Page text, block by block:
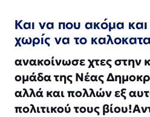
Και να που ακόμα
χωρίς να το
ανακοίνωσε χτες στην
ομάδα της Νέας
αλλά και πολλών εξ
πολιτικού τους